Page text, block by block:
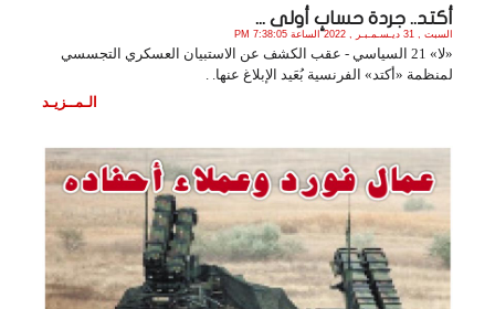
أكتد.. جردة حسابٍ أولى ...
السبت , 31 ديـسـمـبـر , 2022 الساعة 7:38:05 PM
«لا» 21 السياسي - عقب الكشف عن الاستبيان العسكري التجسسي
لمنظمة «أكتد» الفرنسية بُعَيد الإبلاغ عنها. .
الـمــزيـد